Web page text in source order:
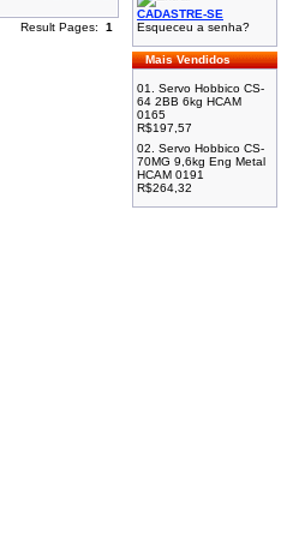
Result Pages: 1
CADASTRE-SE
Esqueceu a senha?
Mais Vendidos
01. Servo Hobbico CS-
64 2BB 6kg HCAM
0165
R$197,57
02. Servo Hobbico CS-
70MG 9,6kg Eng Metal
HCAM 0191
R$264,32